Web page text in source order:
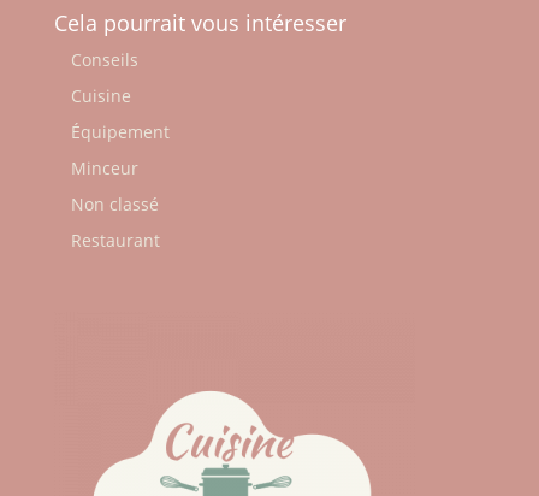
Cela pourrait vous intéresser
Conseils
Cuisine
Équipement
Minceur
Non classé
Restaurant